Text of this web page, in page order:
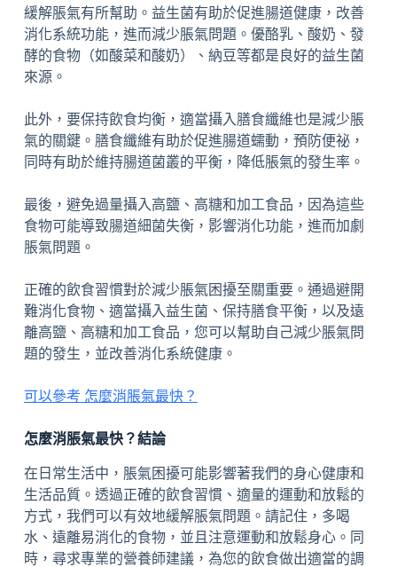
緩解脹氣有所幫助。益生菌有助於促進腸道健康，改善
消化系統功能，進而減少脹氣問題。優酪乳、酸奶、發
酵的食物（如酸菜和酸奶）、納豆等都是良好的益生菌
來源。
此外，要保持飲食均衡，適當攝入膳食纖維也是減少脹
氣的關鍵。膳食纖維有助於促進腸道蠕動，預防便祕，
同時有助於維持腸道菌叢的平衡，降低脹氣的發生率。
最後，避免過量攝入高鹽、高糖和加工食品，因為這些
食物可能導致腸道細菌失衡，影響消化功能，進而加劇
脹氣問題。
正確的飲食習慣對於減少脹氣困擾至關重要。通過避開
難消化食物、適當攝入益生菌、保持膳食平衡，以及遠
離高鹽、高糖和加工食品，您可以幫助自己減少脹氣問
題的發生，並改善消化系統健康。
可以參考 怎麼消脹氣最快？
怎麼消脹氣最快？結論
在日常生活中，脹氣困擾可能影響著我們的身心健康和
生活品質。透過正確的飲食習慣、適量的運動和放鬆的
方式，我們可以有效地緩解脹氣問題。請記住，多喝
水、遠離易消化的食物，並且注意運動和放鬆身心。同
時，尋求專業的營養師建議，為您的飲食做出適當的調